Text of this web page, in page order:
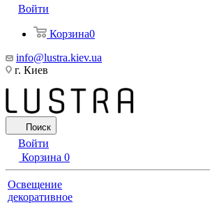
Войти
Корзина0
info@lustra.kiev.ua
г. Киев
Поиск
Войти
Корзина 0
Освещение
декоративное